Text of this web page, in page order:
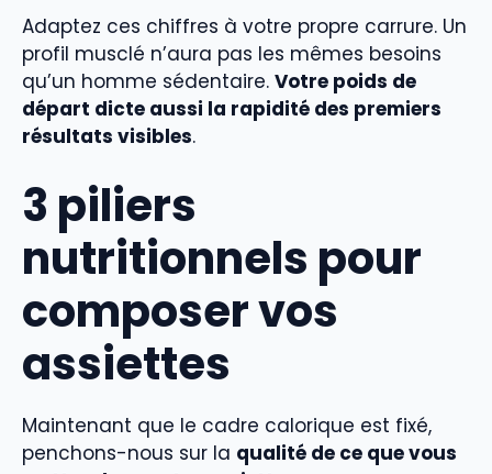
Adaptez ces chiffres à votre propre carrure. Un
profil musclé n’aura pas les mêmes besoins
qu’un homme sédentaire. Votre poids de
départ dicte aussi la rapidité des premiers
résultats visibles.
3 piliers
nutritionnels pour
composer vos
assiettes
Maintenant que le cadre calorique est fixé,
penchons-nous sur la qualité de ce que vous